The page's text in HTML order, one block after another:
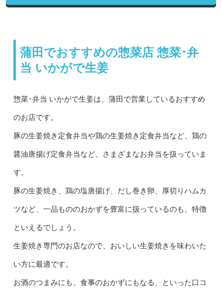
蒲田でおすすめの惣菜店 惣菜･弁
当 いかがで生姜
惣菜･弁当 いかがで生姜は、蒲田で営業しているおすすめ
のお店です。
豚の生姜焼き定食弁当や鶏の生姜焼き定食弁当など、鶏の
醤油唐揚げ定食弁当など、さまざまなお弁当を扱っていま
す。
豚の生姜焼き、鶏の塩唐揚げ、だし巻き卵、厚切りハムカ
ツなど、一品もののおかずを豊富に扱っているのも、特徴
といえるでしょう。
生姜焼き専門のお店なので、おいしい生姜焼きを味わいた
い方に最適です。
お酒のつまみにも、食事のおかずにもなる、といった口コ